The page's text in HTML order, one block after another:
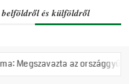
és külföldről
országgyűlés a tiszás ÁVH